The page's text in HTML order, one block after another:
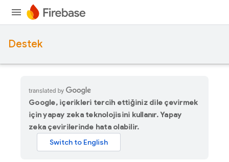
Destek
Google, içerikleri tercih ettiğiniz dile çevirmek
için yapay zeka teknolojisini kullanır. Yapay
zeka çevirilerinde hata olabilir.